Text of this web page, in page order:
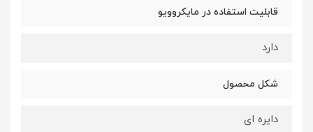
قابلیت استفاده در مایکروویو
دارد
شکل محصول
دایره ای